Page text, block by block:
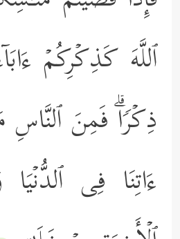
ٱللَّهَ كَذِكۡرِكُمۡ
ذِكۡرࣰاۗ فَمِنَ ٱلنَّاسِ
ءَاتِنَا فِی